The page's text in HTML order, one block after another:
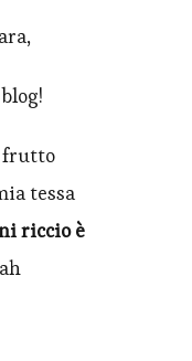
frutto
tessa
riccio è